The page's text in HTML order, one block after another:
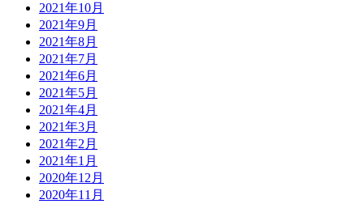
2021年10月
2021年9月
2021年8月
2021年7月
2021年6月
2021年5月
2021年4月
2021年3月
2021年2月
2021年1月
2020年12月
2020年11月